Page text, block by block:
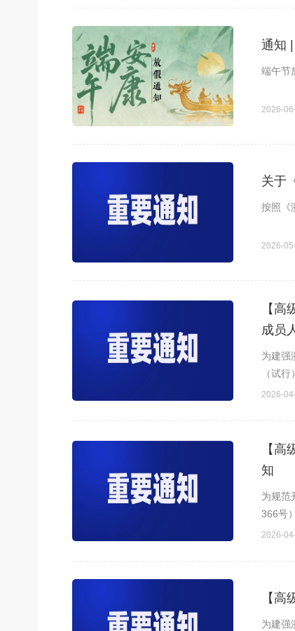
通知
端午节
2026-
关于
按照《
2026-
【
成员
为建强
（试
荐专家
2026-
【
知
为规范
366号
简称“高
2026-
【
为建强